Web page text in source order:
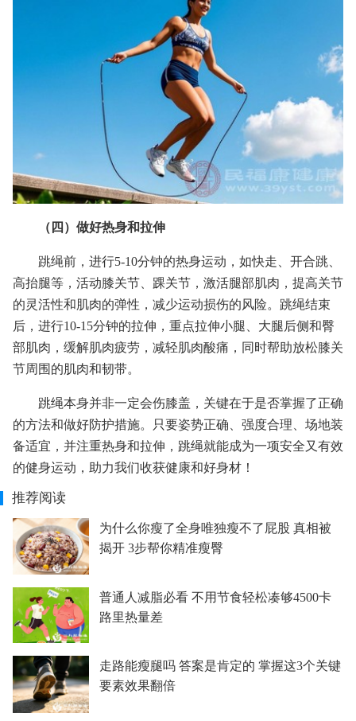
（四）做好热身和拉伸
跳绳前，进行5-10分钟的热身运动，如快走、开合跳、
高抬腿等，活动膝关节、踝关节，激活腿部肌肉，提高关节
的灵活性和肌肉的弹性，减少运动损伤的风险。跳绳结束
后，进行10-15分钟的拉伸，重点拉伸小腿、大腿后侧和臀
部肌肉，缓解肌肉疲劳，减轻肌肉酸痛，同时帮助放松膝关
节周围的肌肉和韧带。
跳绳本身并非一定会伤膝盖，关键在于是否掌握了正确
的方法和做好防护措施。只要姿势正确、强度合理、场地装
备适宜，并注重热身和拉伸，跳绳就能成为一项安全又有效
的健身运动，助力我们收获健康和好身材！
推荐阅读
为什么你瘦了全身唯独瘦不了屁股 真相被
揭开 3步帮你精准瘦臀
普通人减脂必看 不用节食轻松凑够4500卡
路里热量差
走路能瘦腿吗 答案是肯定的 掌握这3个关键
要素效果翻倍